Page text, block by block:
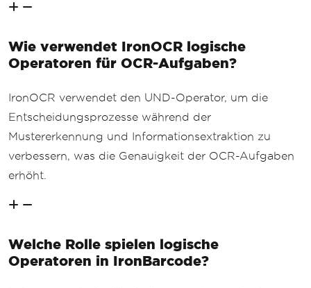
Wie verwendet IronOCR logische
Operatoren für OCR-Aufgaben?
IronOCR verwendet den UND-Operator, um die
Entscheidungsprozesse während der
Mustererkennung und Informationsextraktion zu
verbessern, was die Genauigkeit der OCR-Aufgaben
erhöht.
Welche Rolle spielen logische
Operatoren in IronBarcode?